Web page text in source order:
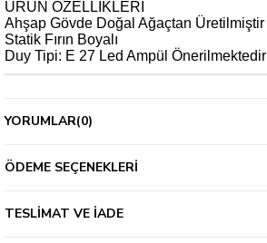
ÜRÜN ÖZELLİKLERİ
Ahşap Gövde Doğal Ağaçtan Üretilmiştir
Statik Fırın Boyalı
Duy Tipi: E 27 Led Ampül Önerilmektedir
YORUMLAR(0)
ÖDEME SEÇENEKLERI
TESLIMAT VE İADE